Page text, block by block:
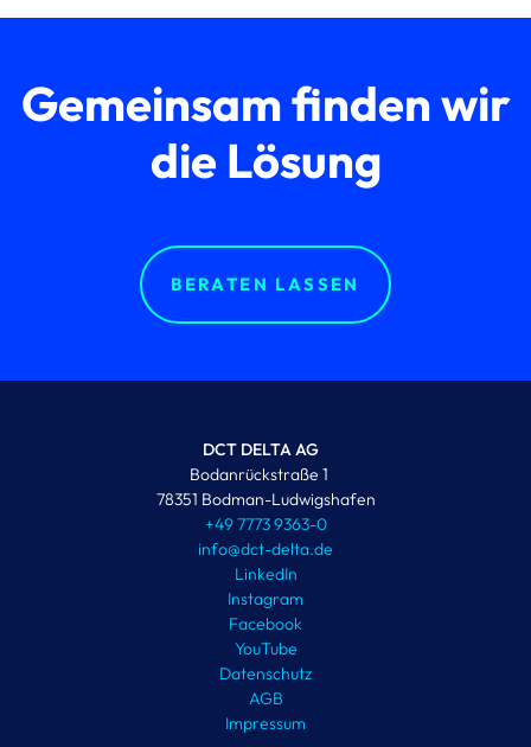
Gemeinsam finden wir
die Lösung
BERATEN LASSEN
DCT DELTA AG
Bodanrückstraße 1
78351 Bodman-Ludwigshafen
+49 7773 9363-0
info@dct-delta.de
LinkedIn
Instagram
Facebook
YouTube
Datenschutz
AGB
Impressum